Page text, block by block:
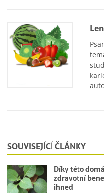
SOUVISEJÍCÍ ČLÁNKY
Díky této
zdravotní
ihned